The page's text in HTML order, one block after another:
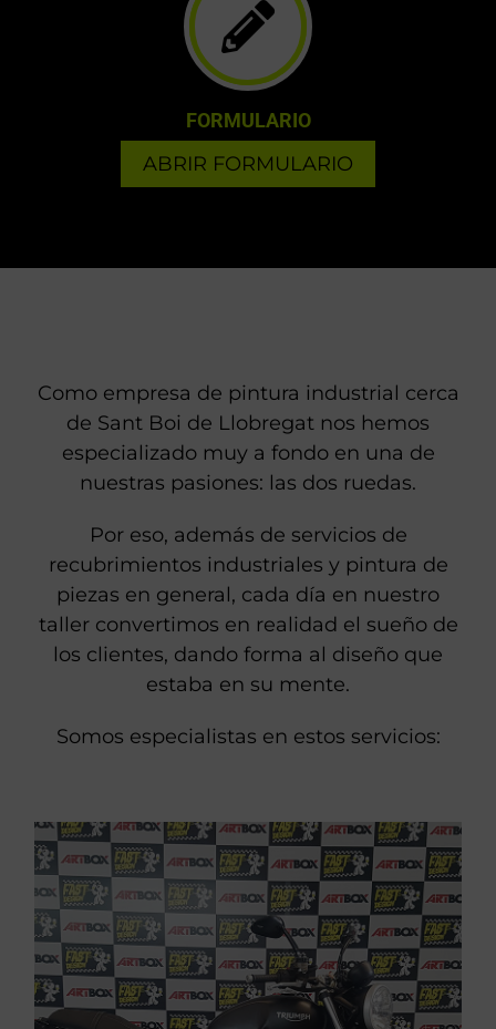
FORMULARIO
ABRIR FORMULARIO
Como empresa de pintura industrial cerca
de Sant Boi de Llobregat nos hemos
especializado muy a fondo en una de
nuestras pasiones: las dos ruedas.
Por eso, además de servicios de
recubrimientos industriales y pintura de
piezas en general, cada día en nuestro
taller convertimos en realidad el sueño de
los clientes, dando forma al diseño que
estaba en su mente.
Somos especialistas en estos servicios: